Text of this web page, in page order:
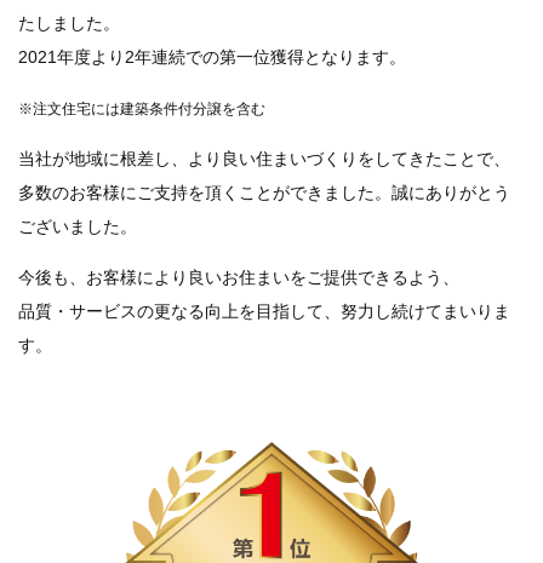
たしました。
2021年度より2年連続での第一位獲得となります。
※注文住宅には建築条件付分譲を含む
当社が地域に根差し、より良い住まいづくりをしてきたことで、
多数のお客様にご支持を頂くことができました。誠にありがとう
ございました。
今後も、お客様により良いお住まいをご提供できるよう、
品質・サービスの更なる向上を目指して、努力し続けてまいりま
す。